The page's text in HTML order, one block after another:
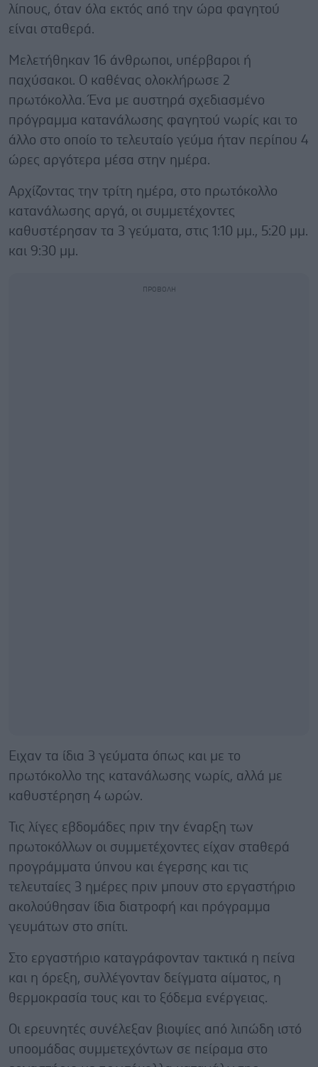
λίπους, όταν όλα εκτός από την ώρα φαγητού
είναι σταθερά.
Μελετήθηκαν 16 άνθρωποι, υπέρβαροι ή
παχύσακοι. Ο καθένας ολοκλήρωσε 2
πρωτόκολλα. Ένα με αυστηρά σχεδιασμένο
πρόγραμμα κατανάλωσης φαγητού νωρίς και το
άλλο στο οποίο το τελευταίο γεύμα ήταν περίπου 4
ώρες αργότερα μέσα στην ημέρα.
Αρχίζοντας την τρίτη ημέρα, στο πρωτόκολλο
κατανάλωσης αργά, οι συμμετέχοντες
καθυστέρησαν τα 3 γεύματα, στις 1:10 μμ., 5:20 μμ.
και 9:30 μμ.
Ειχαν τα ίδια 3 γεύματα όπως και με το
πρωτόκολλο της κατανάλωσης νωρίς, αλλά με
καθυστέρηση 4 ωρών.
Τις λίγες εβδομάδες πριν την έναρξη των
πρωτοκόλλων οι συμμετέχοντες είχαν σταθερά
προγράμματα ύπνου και έγερσης και τις
τελευταίες 3 ημέρες πριν μπουν στο εργαστήριο
ακολούθησαν ίδια διατροφή και πρόγραμμα
γευμάτων στο σπίτι.
Στο εργαστήριο καταγράφονταν τακτικά η πείνα
και η όρεξη, συλλέγονταν δείγματα αίματος, η
θερμοκρασία τους και το ξόδεμα ενέργειας.
Οι ερευνητές συνέλεξαν βιοψίες από λιπώδη ιστό
υποομάδας συμμετεχόντων σε πείραμα στο